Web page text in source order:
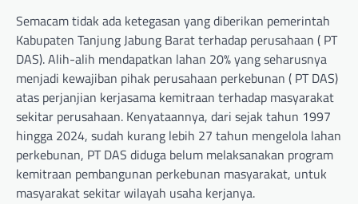
Semacam tidak ada ketegasan yang diberikan pemerintah
Kabupaten Tanjung Jabung Barat terhadap perusahaan ( PT
DAS). Alih-alih mendapatkan lahan 20% yang seharusnya
menjadi kewajiban pihak perusahaan perkebunan ( PT DAS)
atas perjanjian kerjasama kemitraan terhadap masyarakat
sekitar perusahaan. Kenyataannya, dari sejak tahun 1997
hingga 2024, sudah kurang lebih 27 tahun mengelola lahan
perkebunan, PT DAS diduga belum melaksanakan program
kemitraan pembangunan perkebunan masyarakat, untuk
masyarakat sekitar wilayah usaha kerjanya.